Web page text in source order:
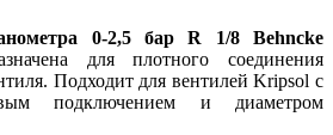
0-2,5 бар R 1/8 Behncke
для плотного соединения
Подходит для вентилей Kripsol с
подключением и диаметром